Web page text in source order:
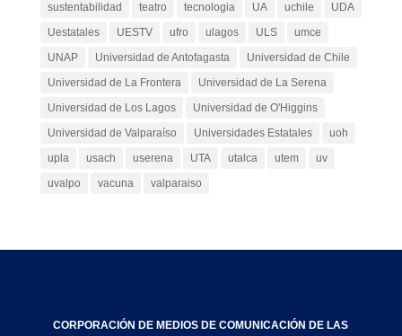
sustentabilidad
teatro tecnologia UA uchile
UDA
Uestatales
UESTV ufro ulagos ULS
umce
UNAP
Universidad de Antofagasta
Universidad de Chile
Universidad de La Frontera
Universidad de La Serena
Universidad de Los Lagos
Universidad de O'Higgins
Universidad de Valparaíso
Universidades Estatales
uoh
upla
usach userena UTA utalca utem
uv
uvalpo
vacuna valparaiso
CORPORACIÓN DE MEDIOS DE COMUNICACIÓN DE LAS